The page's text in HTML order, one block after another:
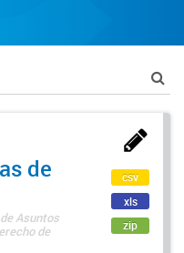
de
Asuntos
de
csv
xls
zip